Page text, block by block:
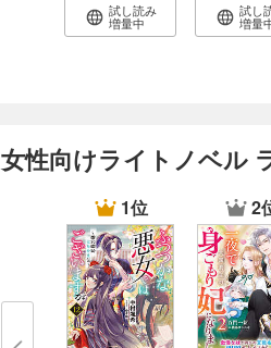
試し読み
増量中
試し
増量
女性向けライトノベル
1位 2